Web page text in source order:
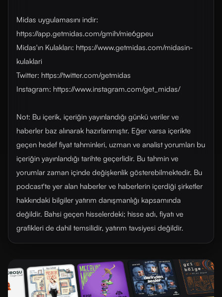
Midas uygulamasını indir:
https://app.getmidas.com/gmih/mie6gpeu
Midas'ın Kulakları: https://www.getmidas.com/midasin-
kulaklari
Twitter: https://twitter.com/getmidas
Instagram: https://www.instagram.com/get_midas/
Not: Bu içerik, içeriğin yayınlandığı günkü veriler ve
haberler baz alınarak hazırlanmıştır. Eğer varsa içerikte
geçen hedef fiyat tahminleri, uzman ve analist yorumları bu
içeriğin yayınlandığı tarihte geçerlidir. Bu tahmin ve
yorumlar zaman içinde değişkenlik gösterebilmektedir. Bu
podcast'te yer alan haberler ve haberlerin içerdiği şirketler
hakkındaki bilgiler yatırım danışmanlığı kapsamında
değildir. Bahsi geçen hisselerdeki; hisse adı, fiyatı ve
grafikleri de dahil temsilidir, yatırım tavsiyesi değildir.